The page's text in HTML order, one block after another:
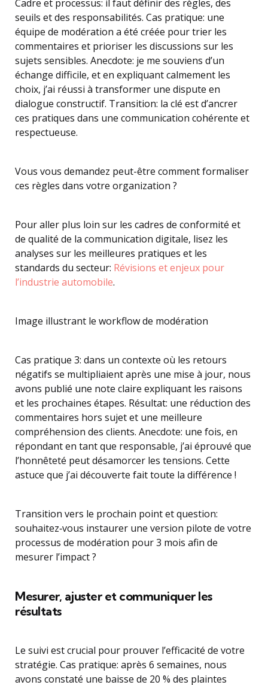
Cadre et processus: il faut définir des règles, des
seuils et des responsabilités. Cas pratique: une
équipe de modération a été créée pour trier les
commentaires et prioriser les discussions sur les
sujets sensibles. Anecdote: je me souviens d’un
échange difficile, et en expliquant calmement les
choix, j’ai réussi à transformer une dispute en
dialogue constructif. Transition: la clé est d’ancrer
ces pratiques dans une communication cohérente et
respectueuse.
Vous vous demandez peut-être comment formaliser
ces règles dans votre organization ?
Pour aller plus loin sur les cadres de conformité et
de qualité de la communication digitale, lisez les
analyses sur les meilleures pratiques et les
standards du secteur: Révisions et enjeux pour
l’industrie automobile.
Image illustrant le workflow de modération
Cas pratique 3: dans un contexte où les retours
négatifs se multipliaient après une mise à jour, nous
avons publié une note claire expliquant les raisons
et les prochaines étapes. Résultat: une réduction des
commentaires hors sujet et une meilleure
compréhension des clients. Anecdote: une fois, en
répondant en tant que responsable, j’ai éprouvé que
l’honnêteté peut désamorcer les tensions. Cette
astuce que j’ai découverte fait toute la différence !
Transition vers le prochain point et question:
souhaitez‑vous instaurer une version pilote de votre
processus de modération pour 3 mois afin de
mesurer l’impact ?
Mesurer, ajuster et communiquer les
résultats
Le suivi est crucial pour prouver l’efficacité de votre
stratégie. Cas pratique: après 6 semaines, nous
avons constaté une baisse de 20 % des plaintes